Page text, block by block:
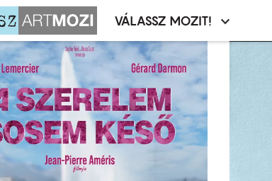
Moziválasztó
menü
VÁLASSZ MOZIT!